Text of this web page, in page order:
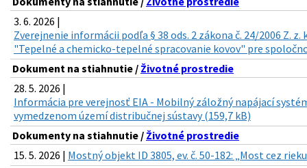
3. 6. 2026 |
Zverejnenie informácii podľa § 38 ods. 2 zákona č. 24/2006 Z.
"Tepelné a chemicko-tepelné spracovanie kovov" pre
Dokument na stiahnutie / Životné prostredie
28. 5. 2026 |
Informácia pre verejnosť EIA - Mobilný záložný napájací
vymedzenom území distribučnej sústavy (159,7 kB)
Dokumenty na stiahnutie / Životné prostredie
15. 5. 2026 | Mostný objekt ID 3805, ev. č. 50-182: „Most cez